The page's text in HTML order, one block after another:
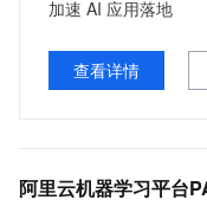
加速 AI 应用落地
查看详情
阿里云机器学习平台